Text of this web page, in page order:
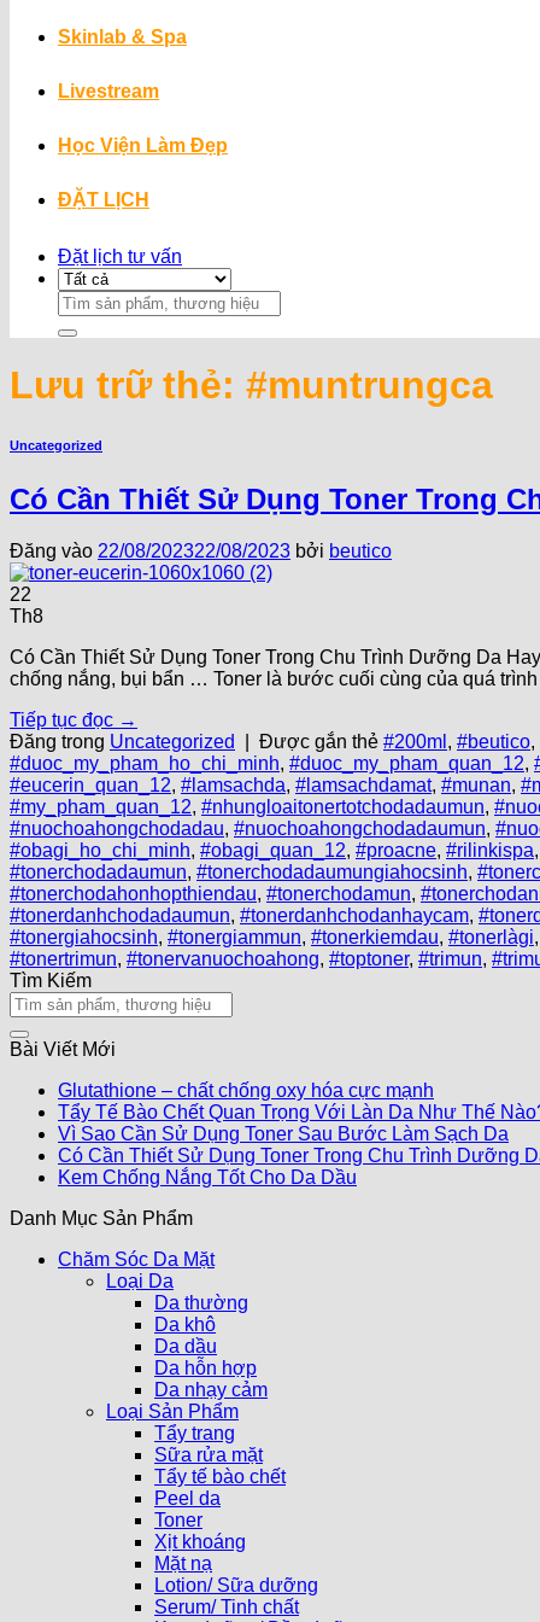
Skinlab & Spa
Livestream
Học Viện Làm Đẹp
ĐẶT LỊCH
Đặt lịch tư vấn
Search
for:
Lưu trữ thẻ: #muntrungca
Uncategorized
Có Cần Thiết Sử Dụng Toner Trong
Đăng vào 22/08/202322/08/2023 bởi beutico
22
Th8
Có Cần Thiết Sử Dụng Toner Trong Chu Trình Dưỡng Da
chống nắng, bụi bẩn … Toner là bước cuối cùng của quá
Tiếp tục đọc →
Đăng trong Uncategorized Được gắn thẻ #200ml , #beutico,
#duoc_my_pham_ho_chi_minh, #duoc_my_pham_quan_12,
#eucerin_quan_12, #lamsachda, #lamsachdamat, #munan,
#my_pham_quan_12, #nhungloaitonertotchodadaumun,
#nuochoahongchodadau, #nuochoahongchodadaumun,
#obagi_ho_chi_minh, #obagi_quan_12, #proacne, #rilinkispa,
#tonerchodadaumun, #tonerchodadaumungiahocsinh,
#tonerchodahonhopthiendau, #tonerchodamun,
#tonerdanhchodadaumun, #tonerdanhchodanhaycam,
#tonergiahocsinh, #tonergiammun, #tonerkiemdau, #tonerlàgi,
#tonertrimun, #tonervanuochoahong, #toptoner, #trimun,
Tìm Kiếm
Bài Viết Mới
Glutathione – chất chống oxy hóa cực mạnh
Tẩy Tế Bào Chết Quan Trọng Với Làn Da Như Thế
Vì Sao Cần Sử Dụng Toner Sau Bước Làm Sạch Da
Có Cần Thiết Sử Dụng Toner Trong Chu Trình Dưỡng
Kem Chống Nắng Tốt Cho Da Dầu
Danh Mục Sản Phẩm
Chăm Sóc Da Mặt
Loại Da
Da thường
Da khô
Da dầu
Da hỗn hợp
Da nhạy cảm
Loại Sản Phẩm
Tẩy trang
Sữa rửa mặt
Tẩy tế bào chết
Peel da
Toner
Xịt khoáng
Mặt nạ
Lotion/ Sữa dưỡng
Serum/ Tinh chất